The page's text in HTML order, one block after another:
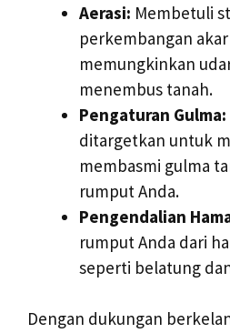
Aerasi: Membetuli
perkembangan
memungkinkan
menembus tanah.
Pengaturan Gulma:
ditargetkan untuk
membasmi gulma
rumput Anda.
Pengendalian
rumput Anda dari
seperti belatung
Dengan dukungan